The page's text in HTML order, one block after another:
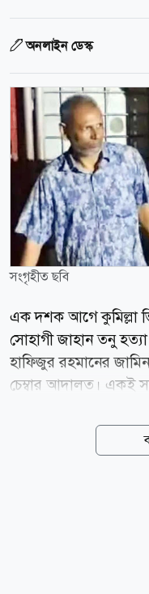
অনলাইন ডেস্ক
সংগৃহীত ছবি
এক দশক আগে কুমিল্লা
সোহাগী জাহান তনু
হাফিজুর রহমানের
চেম্বার আদালত। একই
সময়ে আত্মসমর্পণ না
নির্দেশ দিয়েছেন